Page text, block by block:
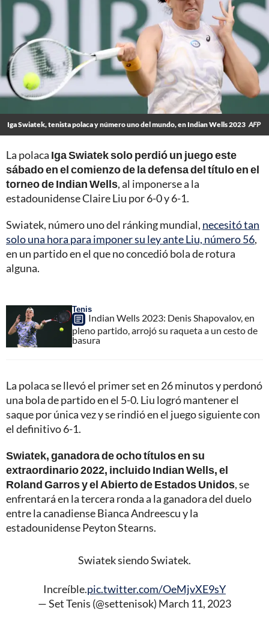
Iga Swiatek, tenista polaca y número uno del mundo, en Indian Wells 2023 AFP
La polaca Iga Swiatek solo perdió un juego este
sábado en el comienzo de la defensa del título en el
torneo de Indian Wells, al imponerse a la
estadounidense Claire Liu por 6-0 y 6-1.
Swiatek, número uno del ránking mundial, necesitó tan
solo una hora para imponer su ley ante Liu, número 56,
en un partido en el que no concedió bola de rotura
alguna.
Tenis
Indian Wells 2023: Denis Shapovalov, en
pleno partido, arrojó su raqueta a un cesto de
basura
La polaca se llevó el primer set en 26 minutos y perdonó
una bola de partido en el 5-0. Liu logró mantener el
saque por única vez y se rindió en el juego siguiente con
el definitivo 6-1.
Swiatek, ganadora de ocho títulos en su
extraordinario 2022, incluido Indian Wells, el
Roland Garros y el Abierto de Estados Unidos, se
enfrentará en la tercera ronda a la ganadora del duelo
entre la canadiense Bianca Andreescu y la
estadounidense Peyton Stearns.
Swiatek siendo Swiatek.
Increíble.pic.twitter.com/OeMjvXE9sY
— Set Tenis (@settenisok) March 11, 2023